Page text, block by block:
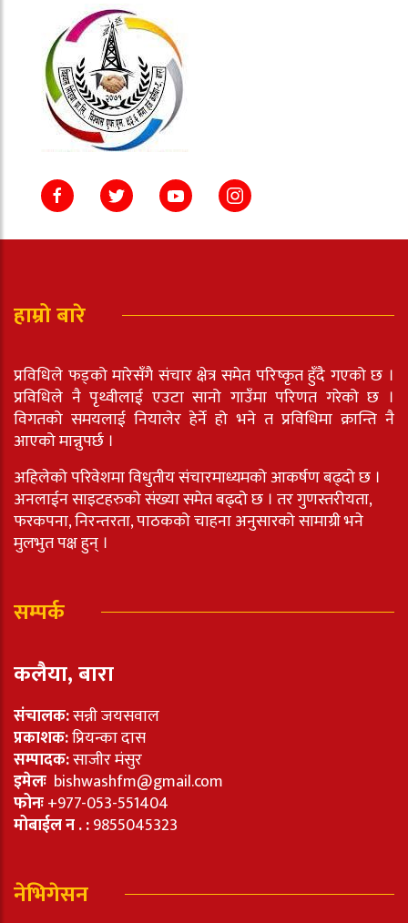
हाम्रो बारे
प्रविधिले फड्को मारेसँगै संचार क्षेत्र समेत परिष्कृत हुँदै गएको छ ।
प्रविधिले नै पृथ्वीलाई एउटा सानो गाउँमा परिणत गरेको छ ।
विगतको समयलाई नियालेर हेर्ने हो भने त प्रविधिमा क्रान्ति नै
आएको मान्नुपर्छ ।
अहिलेको परिवेशमा विधुतीय संचारमाध्यमको आकर्षण बढ्दो छ ।
अनलाईन साइटहरुको संख्या समेत बढ्दो छ । तर गुणस्तरीयता,
फरकपना, निरन्तरता, पाठकको चाहना अनुसारको सामाग्री भने
मुलभुत पक्ष हुन् ।
सम्पर्क
कलैया, बारा
संचालक:सन्नी जयसवाल
प्रकाशक:प्रियन्का दास
सम्पादक:साजीर मंसुर
इमेलः bishwashfm@gmail.com
फोनः+977-053-551404
मोबाईल न . :9855045323
नेभिगेसन